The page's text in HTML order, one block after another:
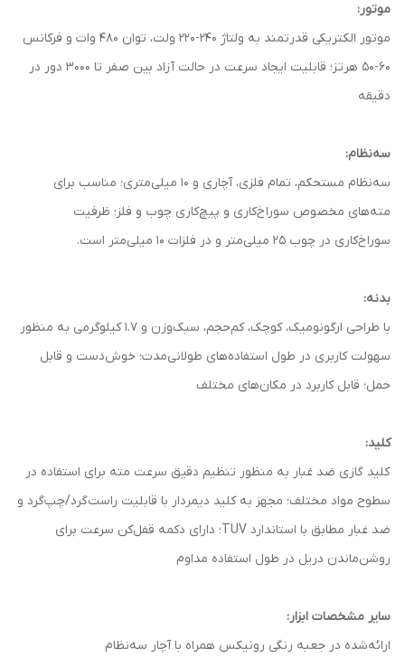
موتور:
موتور الکتریکی قدرتمند به ولتاژ 240-220 ولت، توان 480 وات و فرکانس
60-50 هرتز؛ قابلیت ایجاد سرعت در حالت آزاد بین صفر تا 3000 دور در
دقیقه
سه‌نظام:
سه‌نظام مستحکم، تمام فلزی، آچاری و 10 میلی‌متری؛ مناسب برای
مته‌های مخصوص سوراخ‌کاری و پیچ‌کاری چوب و فلز؛ ظرفیت
سوراخ‌کاری در چوب 25 میلی‌متر و در فلزات 10 میلی‌متر است.
بدنه:
با طراحی ارگونومیک، کوچک، کم‌حجم، سبک‌وزن و 1.7 کیلوگرمی به منظور
سهولت کاربری در طول استفاده‌های طولانی‌مدت؛ خوش‌دست و قابل
حمل؛ قابل کاربرد در مکان‌های مختلف
کلید:
کلید گازی ضد غبار به منظور تنظیم دقیق سرعت مته برای استفاده در
سطوح مواد مختلف؛ مجهز به کلید دیمردار با قابلیت راست‌گرد/چپ‌گرد و
ضد غبار مطابق با استاندارد TUV؛ دارای دکمه‌ قفل‌کن سرعت برای
روشن‌ماندن دریل در طول استفاده‌ مداوم
سایر مشخصات ابزار:
ارائه‌شده در جعبه رنگی رونیکس همراه با آچار سه‌‌نظام